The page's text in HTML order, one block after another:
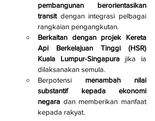
pembangunan berorientasikan
transit dengan integrasi pelbagai
rangkaian pengangkutan.
Berkaitan dengan projek Kereta
Api Berkelajuan Tinggi (HSR)
Kuala Lumpur-Singapura jika ia
dilaksanakan semula.
Berpotensi menambah nilai
substantif kepada ekonomi
negara dan memberikan manfaat
kepada rakyat.